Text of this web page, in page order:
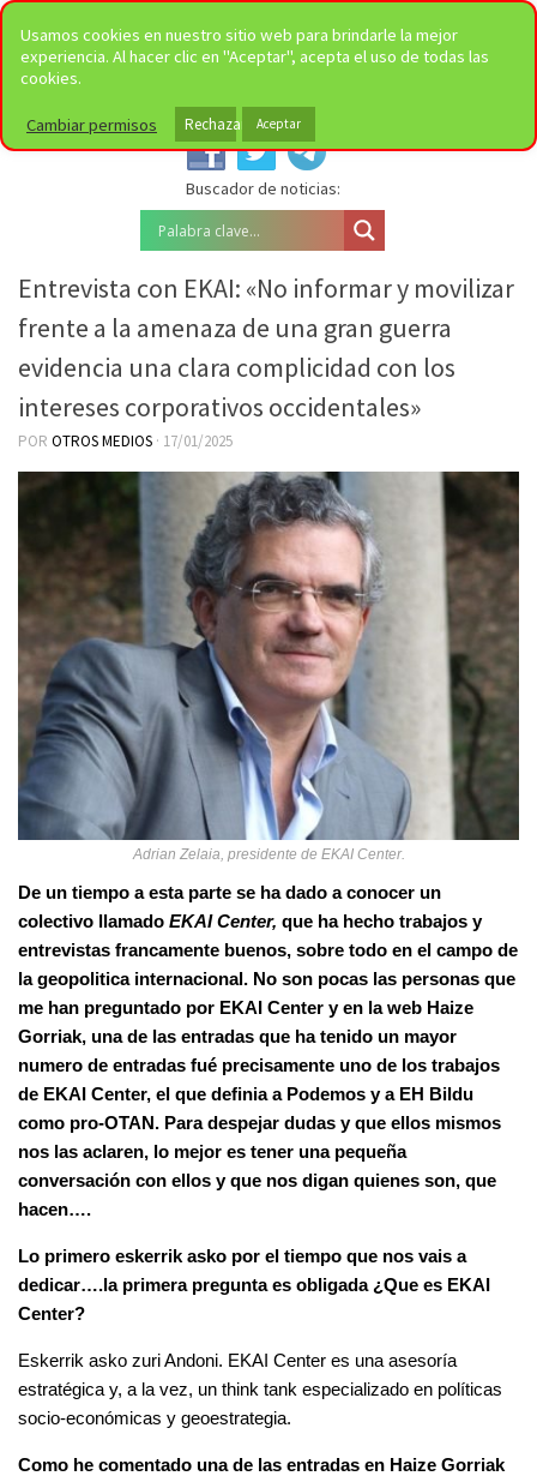
Saltar al contenido
sociales:
Buscador de noticias:
Entrevista con EKAI: «No informar y movilizar
frente a la amenaza de una gran guerra
evidencia una clara complicidad con los
intereses corporativos occidentales»
POR OTROS MEDIOS · 17/01/2025
Adrian Zelaia, presidente de EKAI Center.
De un tiempo a esta parte se ha dado a conocer un
colectivo llamado EKAI Center, que ha hecho trabajos y
entrevistas francamente buenos, sobre todo en el campo de
la geopolitica internacional. No son pocas las personas que
me han preguntado por EKAI Center y en la web Haize
Gorriak, una de las entradas que ha tenido un mayor
numero de entradas fué precisamente uno de los trabajos
de EKAI Center, el que definia a Podemos y a EH Bildu
como pro-OTAN. Para despejar dudas y que ellos mismos
nos las aclaren, lo mejor es tener una pequeña
conversación con ellos y que nos digan quienes son, que
hacen….
Lo primero eskerrik asko por el tiempo que nos vais a
dedicar….la primera pregunta es obligada ¿Que es EKAI
Center?
Eskerrik asko zuri Andoni. EKAI Center es una asesoría
estratégica y, a la vez, un think tank especializado en políticas
socio-económicas y geoestrategia.
Como he comentado una de las entradas en Haize Gorriak
Usamos cookies en nuestro sitio web para brindarle la mejor
experiencia. Al hacer clic en "Aceptar", acepta el uso de todas las
cookies.
Cambiar permisos Rechazar Aceptar